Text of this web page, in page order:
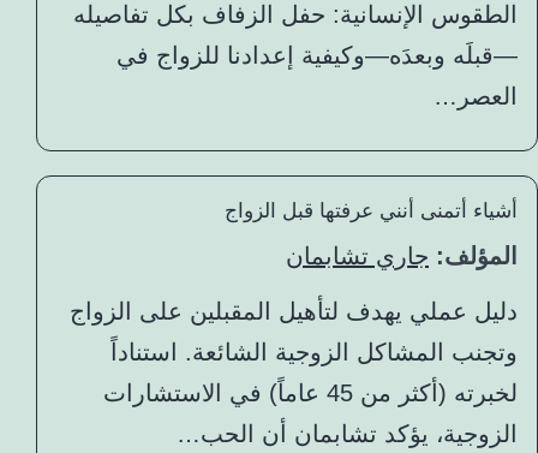
الطقوس الإنسانية: حفل الزفاف بكل تفاصيله
—قبلَه وبعدَه—وكيفية إعدادنا للزواج في
العصر…
أشياء أتمنى أنني عرفتها قبل الزواج
المؤلف: جاري تشابمان
دليل عملي يهدف لتأهيل المقبلين على الزواج
وتجنب المشاكل الزوجية الشائعة. استناداً
لخبرته (أكثر من 45 عاماً) في الاستشارات
الزوجية، يؤكد تشابمان أن الحب…